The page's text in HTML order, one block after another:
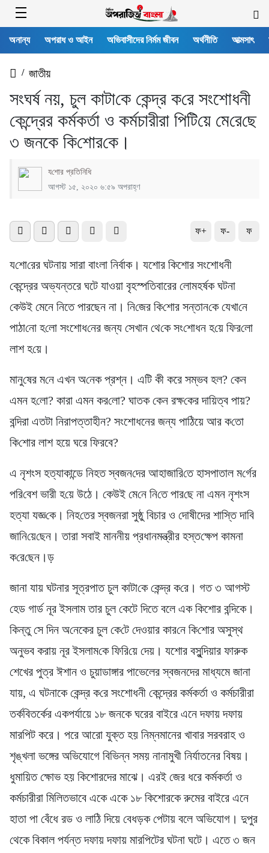
অনান্য অপরাধ ও আইন অভিবাসীদের নির্মম জীবন অর্থনীতি আত্মসাৎ
/ জাতীয়
সংঘর্ষ নয়, চুল কাটা‌কে কেন্দ্র ক‌রে সংশোধনী
কেন্দ্রের কর্মকর্তা ও কর্মচারীরা পি‌টি‌য়ে মে‌রে‌ছে
৩ জনকে কি‌শোর‌কে।
য‌শোর প্র‌তি‌নি‌ধি
আগস্ট ১৫, ২০২০ ৬:৫৯ অপরাহ্ণ
ফ+ ফ- ফ
য‌শো‌রের ঘটনায় সারা বাংলা নির্বাক। যশোর কিশোর সংশোধনী
কেন্দ্রের অভ্যন্তরে ঘটে যাওয়া বৃহস্পতিবারের লোমহর্ষক ঘটনা
কেউই মেনে নিতে পারছেন না। নি‌জের কি‌শোর সন্তান‌কে যেখা‌নে
পাঠা‌নো হ‌লো সংশোধ‌নের জন্য সেখা‌ন থে‌কে সং‌শোধন হ‌য়ে ফির‌লো
লাশ হ‌য়ে।
মানু‌ষের ম‌নে এখন অ‌নেক প্রশ্ন। এটি কী করে সম্ভব হল? কেন
এমন হ‌লো? কারা এমন কর‌লো? ঘাতক কেন রক্ষ‌কের দা‌য়িত্ব পায়?
বন্দিরা এতটা নিরাপত্তাহীন? সংশোধনের জন্য পাঠিয়ে আর ক‌তো
কি‌শোর লাশ হয়ে ঘরে ফিরবে?
এ নৃশংস হত্যাকান্ডে নিহত স্বজন‌দের আহাজা‌রি‌তে হাসপাতাল ম‌র্গের
প‌রি‌বেশ ভারী হ‌য়ে উঠে। কেউই মে‌নে নি‌তে পার‌ছে না এমন নৃশংস
হত্যা যজ্ঞ‌কে। নিহ‌তের স্বজনরা সুষ্ঠু বিচার ও দোষীদের শাস্তি দাবি
জা‌নি‌য়ে‌ছেন। তারা সবাই মাননীয় প্রধানমন্ত্রীর হস্ত‌ক্ষেপ কামনা
ক‌রে‌ছেন।ড়
জানা যায় ঘটনার সূত্রপাত চুল কাটা‌কে কেন্দ্র ক‌রে। গত ৩ আগস্ট
হেড গার্ড নূর ইসলাম তার চুল কেটে দিতে বলে এক কিশোর বন্দিকে।
কিন্তু সে দিন অ‌নেকের চুল কে‌টে দেওয়ার কার‌নে কি‌শোর অসুস্থ
অনুভব করায় নূর ইসলাম‌কে ফি‌রি‌য়ে দেয়। যশোর বসুন্দিয়ার ফারুক
শেখের পুত্র ঈশান ও চুয়াডাঙ্গার পাভেলের স্বজনদের মাধ্যমে জানা
যায়, এ ঘটনাকে কেন্দ্র ক‌রে সংশোধনী কেন্দ্রের কর্মকর্তা ও কর্মচারীরা
তর্কবিতর্কের একপর্যায়ে ১৮ জনকে ঘরের বাইরে এনে দফায় দফায়
মারপিট করে। পরে আরো যুক্ত হয় নিম্নমানের খাবার সরবরাহ ও
শৃঙ্খলা ভঙ্গের অভিযোগে বিভিন্ন সময় নানামুখী নির্যাতনের বিষয়।
ধুমায়িত ক্ষোভ হয় কিশোরদের মাঝে। এরই জের ধরে কর্মকর্তা ও
কর্মচারীরা মিলিতভাবে একে একে ১৮ কিশোরকে রুমের বাইরে এনে
হাতা পা বেঁধে রড ও লাঠি দিয়ে বেধড়ক পেটায় বলে অভিযোগ। দুপুর
থেকে বিকাল পর্যন্ত দফায় দফায় মারপিটের ঘটনা ঘটে। এতে ৩ জন